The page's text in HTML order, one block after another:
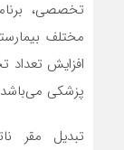
تخصصی،
مختلف
افزایش تعداد
پزشکی
تبدیل مقر